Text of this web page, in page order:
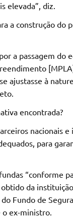
elevada”, diz.
a construção do
a passagem do
ajustasse à
encontrada?
nacionais e
para
“conforme
da
Fundo de
o ex-ministro.